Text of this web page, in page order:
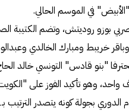
في الموسم الحالي.
بوزو روديتش، وتضم الكتيبة
خريبط ومبارك الخالدي
"بنو قادس" التونسي خالد الحاج
وهو تأكيد الفوز على